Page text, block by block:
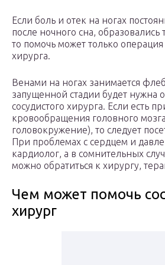
Если боль и отек на ногах
после ночного сна,
то помочь может только операция
хирурга.
Венами на ногах занимается
запущенной стадии будет нужна
сосудистого хирурга. Если есть
кровообращения головного
головокружение), то следует
При проблемах с сердцем и
кардиолог, а в сомнительных
можно обратиться к хирургу,
Чем может помочь
хирург